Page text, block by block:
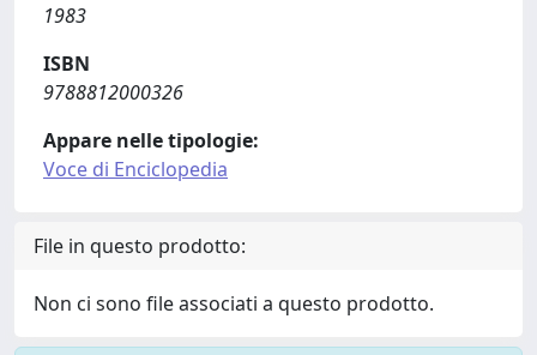
1983
ISBN
9788812000326
Appare nelle tipologie:
Voce di Enciclopedia
File in questo prodotto:
Non ci sono file associati a questo prodotto.